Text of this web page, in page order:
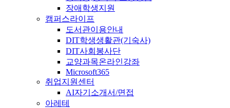
장애학생지원
캠퍼스라이프
도서관이용안내
DIT학생생활관(기숙사)
DIT사회봉사단
교양과목온라인강좌
Microsoft365
취업지원센터
AI자기소개서/면접
아레테